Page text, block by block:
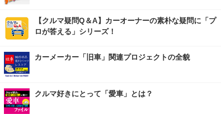
【クルマ疑問Q＆A】カーオーナーの素朴な疑問に「プ
ロが答える」シリーズ！
カーメーカー「旧車」関連プロジェクトの全貌
クルマ好きにとって「愛車」とは？